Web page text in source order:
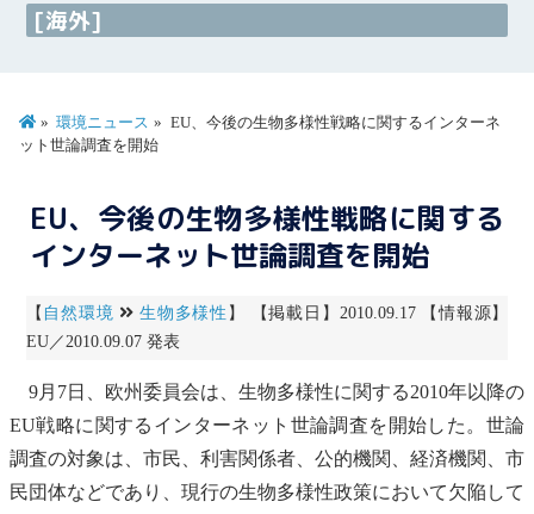
[海外]
環境ニュース
EU、今後の生物多様性戦略に関するインターネ
ット世論調査を開始
EU、今後の生物多様性戦略に関する
インターネット世論調査を開始
【 自然環境 生物多様性 】 【掲載日】2010.09.17 【情報源】
EU／2010.09.07 発表
9月7日、欧州委員会は、 生物多様性に関する2010年以降の
EU戦略に関するインターネット世論調査を開始した。世論
調査の対象は、市民、利害関係者、公的機関、経済機関、市
民団体などであり、現行の生物多様性政策において欠陥して